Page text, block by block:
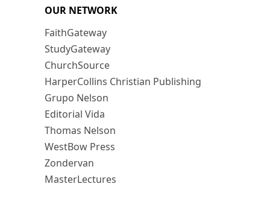
OUR NETWORK
FaithGateway
StudyGateway
ChurchSource
HarperCollins Christian Publishing
Grupo Nelson
Editorial Vida
Thomas Nelson
WestBow Press
Zondervan
MasterLectures